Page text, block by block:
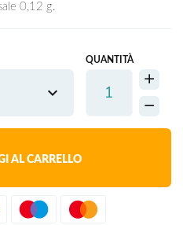
0,12 g.
QUANTITÀ
AL CARRELLO